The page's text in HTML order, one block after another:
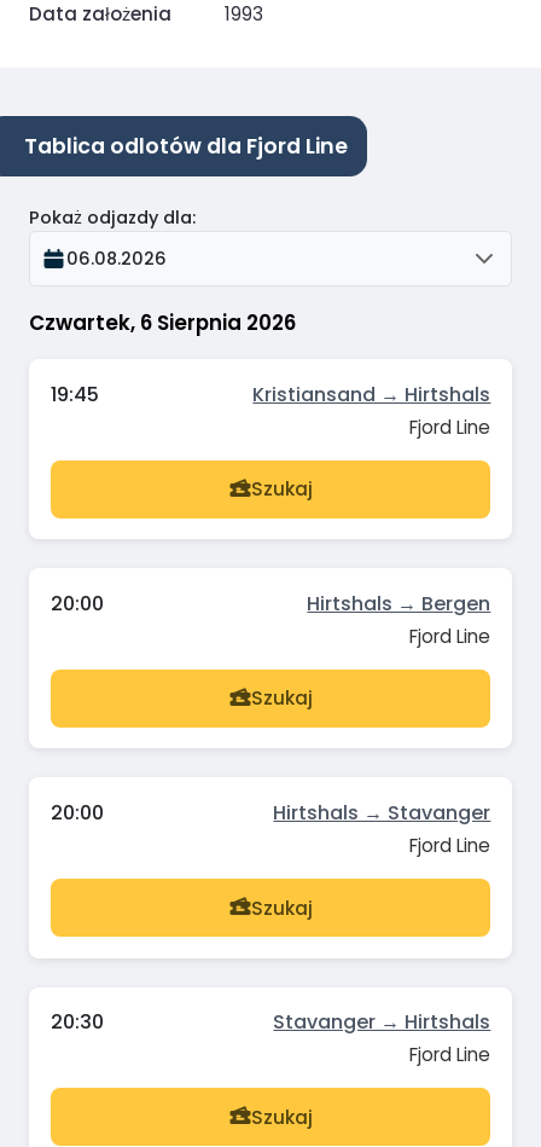
Data założenia
1993
Tablica odlotów dla Fjord Line
Czwartek, 6 Sierpnia 2026
Pokaż odjazdy dla:
06.08.2026
19:45 Kristiansand → Hirtshals
Fjord Line
Szukaj
20:00 Hirtshals → Bergen
Fjord Line
Szukaj
20:00 Hirtshals → Stavanger
Fjord Line
Szukaj
20:30 Stavanger → Hirtshals
Fjord Line
Szukaj